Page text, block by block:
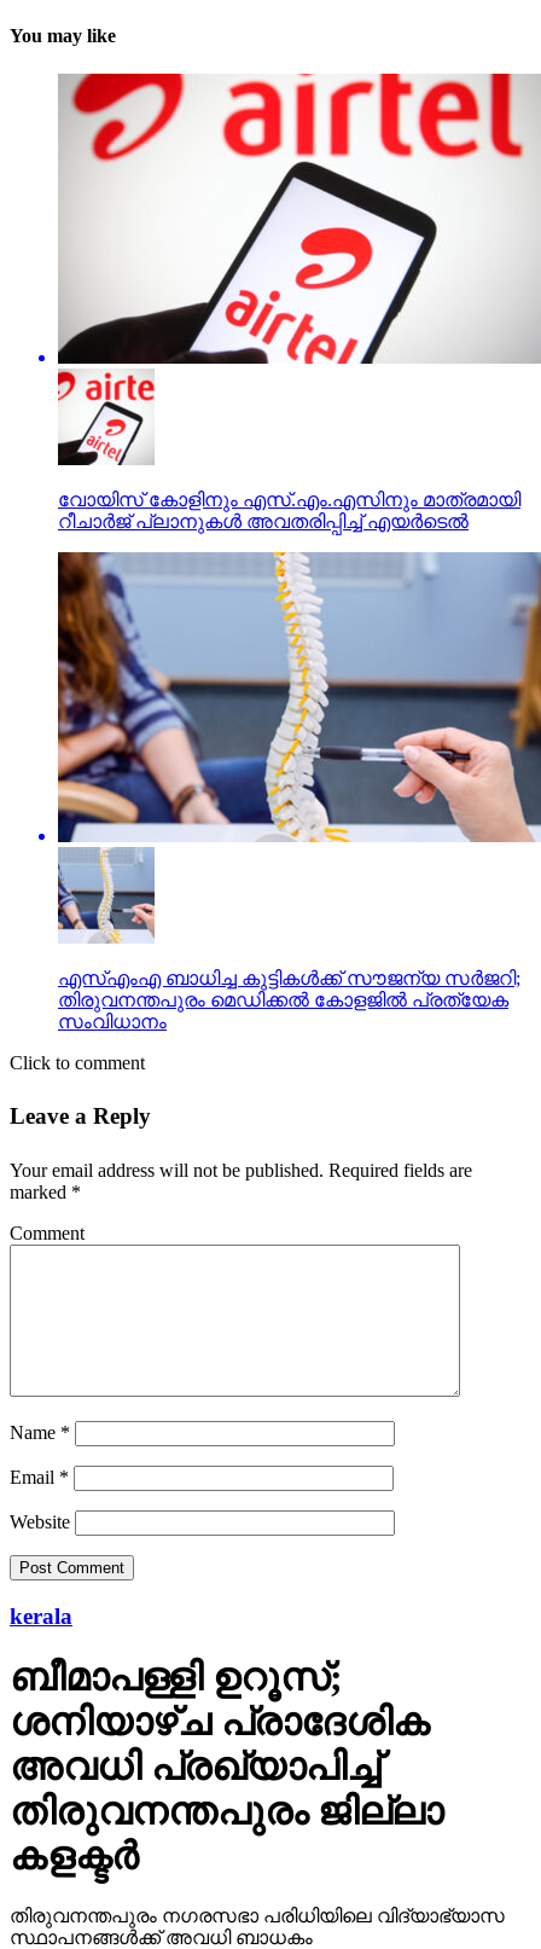
You may like
വോയിസ് കോളിനും എസ്.എം.എസിനും മാത്രമായി
റീചാര്‍ജ് പ്ലാനുകള്‍ അവതരിപ്പിച്ച് എയര്‍ടെല്‍
എസ്എംഎ ബാധിച്ച കുട്ടികള്‍ക്ക് സൗജന്യ സര്‍ജറി;
തിരുവനന്തപുരം മെഡിക്കല്‍ കോളജില്‍ പ്രത്യേക
സംവിധാനം
Click to comment
Leave a Reply
Your email address will not be published. Required fields are
marked *
Comment
Name *
Email *
Website
kerala
ബീമാപള്ളി ഉറൂസ്;
ശനിയാഴ്ച പ്രാദേശിക
അവധി പ്രഖ്യാപിച്ച്
തിരുവനന്തപുരം ജില്ലാ
കളക്ടര്‍
തിരുവനന്തപുരം നഗരസഭാ പരിധിയിലെ വിദ്യാഭ്യാസ
സ്ഥാപനങ്ങള്‍ക്ക് അവധി ബാധകം